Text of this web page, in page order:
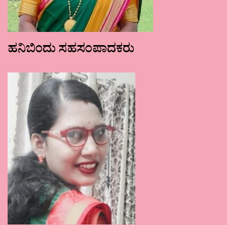
ಹನಿಬಿಂದು ಸಹಸಂಪಾದಕರು